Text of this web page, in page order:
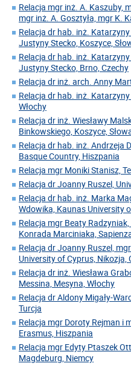
Relacja mgr inż. A. Kaszuby,
mgr inż. A. Gosztyła, mgr K.
Relacja dr hab. inż.
Justyny Stecko, Koszyce,
Relacja dr hab. inż.
Justyny Stecko, Brno, Czechy
Relacja dr inż. arch. Anny
Relacja dr hab. inż.
Włochy
Relacja dr inż. Wiesławy
Binkowskiego, Koszyce,
Relacja dr hab. inż. Andrzeja
Basque Country, Hiszpania
Relacja mgr Moniki Stanisz,
Relacja dr Joanny Ruszel,
Relacja dr hab. inż. Marka
Wdowika, Kaunas University
Relacja mgr Beaty
Konrada Marciniaka,
Relacja dr Joanny Ruszel,
University of Cyprus, Nikozja,
Relacja dr inż. Wiesława
Messina, Mesyna, Włochy
Relacja dr Aldony Migały-
Turcja
Relacja mgr Doroty Rejman i
Erasmus, Hiszpania
Relacja mgr Edyty Ptaszek
Magdeburg, Niemcy